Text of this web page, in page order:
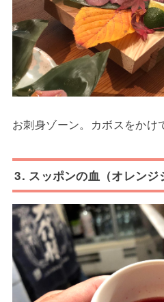
お刺身ゾーン。カボスをかけ
3. スッポンの血（オレンジ